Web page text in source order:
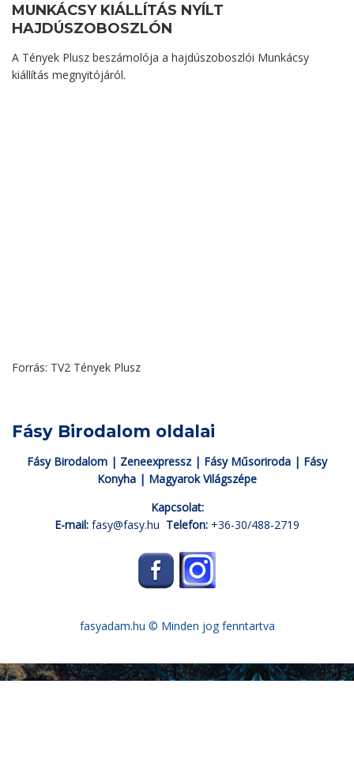
MUNKÁCSY KIÁLLÍTÁS NYÍLT
HAJDÚSZOBOSZLÓN
A Tények Plusz beszámolója a hajdúszoboszlói Munkácsy
kiállítás megnyitójáról.
Forrás: TV2 Tények Plusz
Fásy Birodalom oldalai
Fásy Birodalom | Zeneexpressz | Fásy Műsoriroda | Fásy
Konyha | Magyarok Világszépe
Kapcsolat:
E-mail: fasy@fasy.hu Telefon: +36-30/488-2719
fasyadam.hu © Minden jog fenntartva